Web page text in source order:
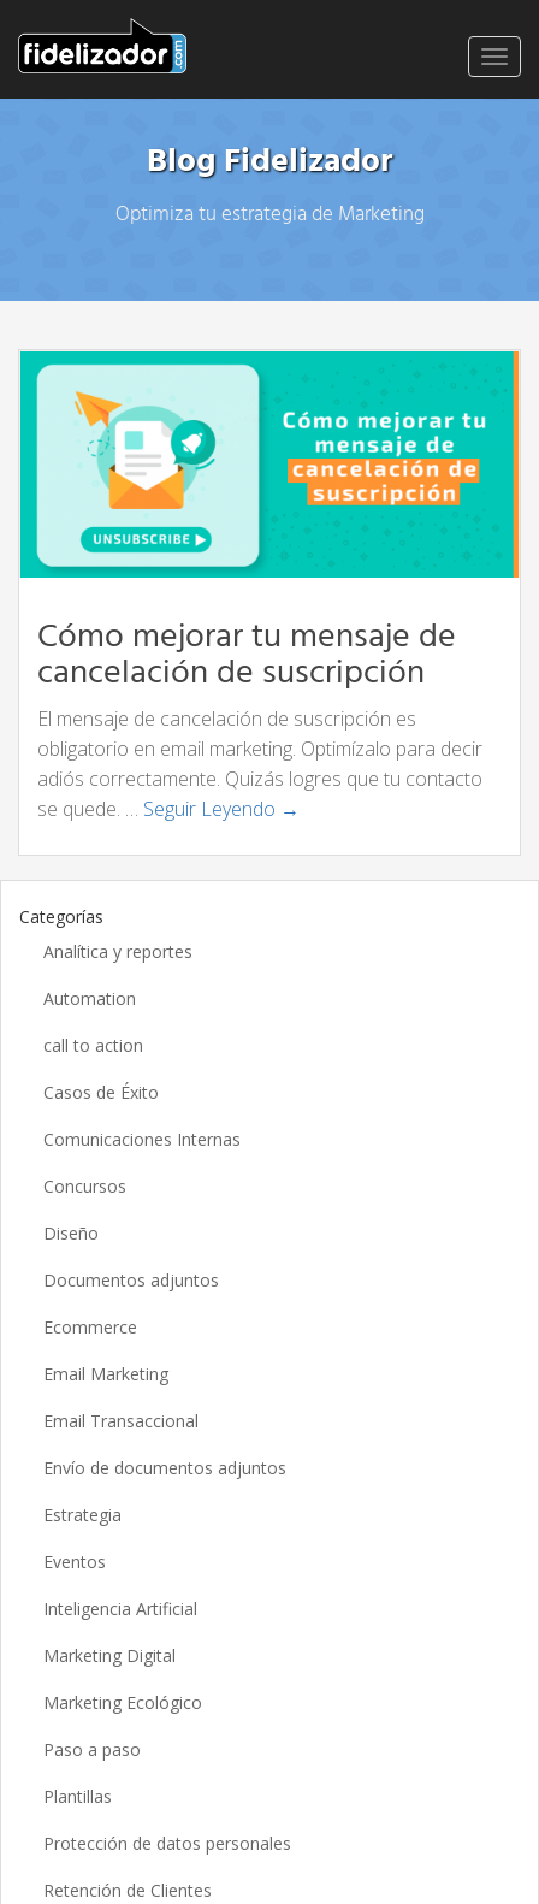
Blog Fidelizador
Optimiza tu estrategia de Marketing
Cómo mejorar tu mensaje de
cancelación de suscripción
El mensaje de cancelación de suscripción es
obligatorio en email marketing. Optimízalo para decir
adiós correctamente. Quizás logres que tu contacto
se quede. … Seguir Leyendo →
Categorías
Analítica y reportes
Automation
call to action
Casos de Éxito
Comunicaciones Internas
Concursos
Diseño
Documentos adjuntos
Ecommerce
Email Marketing
Email Transaccional
Envío de documentos adjuntos
Estrategia
Eventos
Inteligencia Artificial
Marketing Digital
Marketing Ecológico
Paso a paso
Plantillas
Protección de datos personales
Retención de Clientes